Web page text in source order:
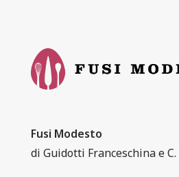
Fusi Modesto
di Guidotti Franceschina e C.